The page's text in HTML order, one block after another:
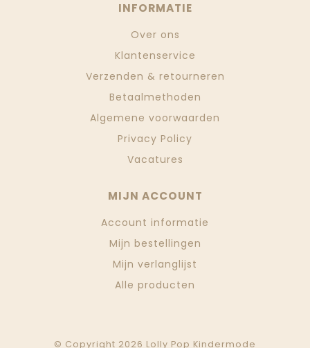
INFORMATIE
Over ons
Klantenservice
Verzenden & retourneren
Betaalmethoden
Algemene voorwaarden
Privacy Policy
Vacatures
MIJN ACCOUNT
Account informatie
Mijn bestellingen
Mijn verlanglijst
Alle producten
© Copyright 2026 Lolly Pop Kindermode